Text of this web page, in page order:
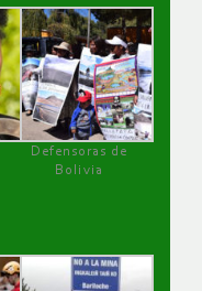
Defensoras de
Bolivia